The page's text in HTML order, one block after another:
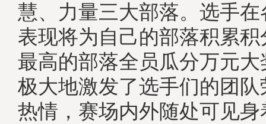
慧、力量三大部落。选手
表现将为自己的部落积累
最高的部落全员瓜分万元
极大地激发了选手们的团
热情，赛场内外随处可见